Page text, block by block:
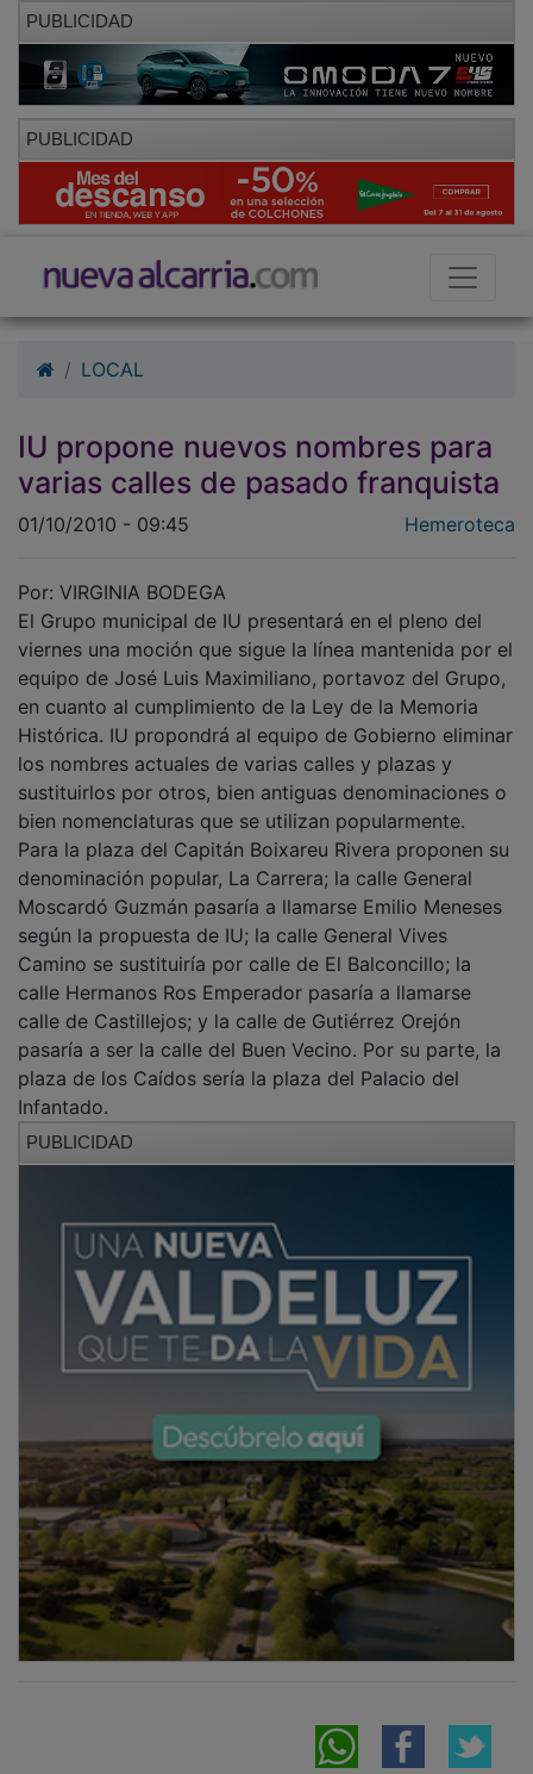
PUBLICIDAD
PUBLICIDAD
varias calles de pasado franquista
01/10/2010 - 09:45 Hemeroteca
El Grupo municipal de IU presentará en el pleno del
viernes una moción que sigue la línea mantenida por el
equipo de José Luis Maximiliano, portavoz del Grupo,
en cuanto al cumplimiento de la Ley de la Memoria
Histórica. IU propondrá al equipo de Gobierno eliminar
los nombres actuales de varias calles y plazas y
sustituirlos por otros, bien antiguas denominaciones o
bien nomenclaturas que se utilizan popularmente.
Para la plaza del Capitán Boixareu Rivera proponen su
denominación popular, La Carrera; la calle General
Moscardó Guzmán pasaría a llamarse Emilio Meneses
según la propuesta de IU; la calle General Vives
Camino se sustituiría por calle de El Balconcillo; la
calle Hermanos Ros Emperador pasaría a llamarse
calle de Castillejos; y la calle de Gutiérrez Orejón
pasaría a ser la calle del Buen Vecino. Por su parte, la
plaza de los Caídos sería la plaza del Palacio del
Infantado.
PUBLICIDAD